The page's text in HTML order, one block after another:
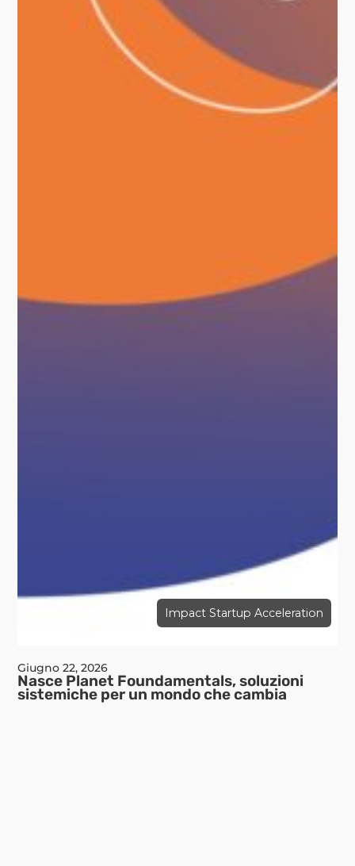
Impact Startup Acceleration
Giugno 22, 2026
Nasce Planet Foundamentals, soluzioni
sistemiche per un mondo che cambia